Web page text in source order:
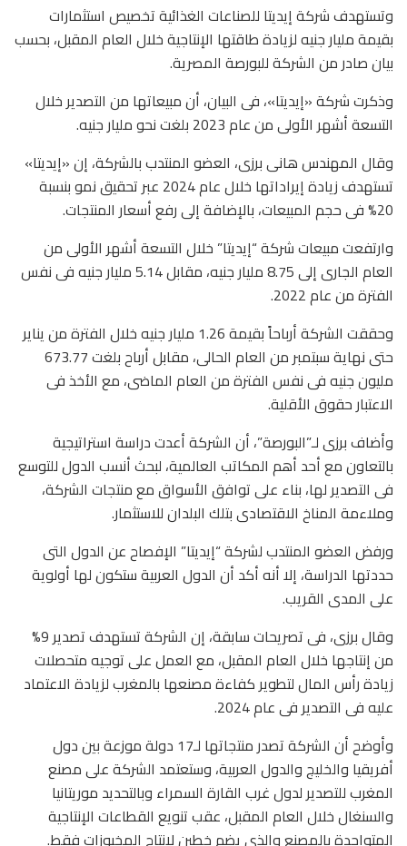
وتستهدف شركة إيديتا للصناعات الغذائية تخصيص استثمارات
بقيمة مليار جنيه لزيادة طاقتها الإنتاجية خلال العام المقبل، بحسب
بيان صادر من الشركة للبورصة المصرية.
وذكرت شركة «إيديتا»، فى البيان، أن مبيعاتها من التصدير خلال
التسعة أشهر الأولى من عام 2023 بلغت نحو مليار جنيه.
وقال المهندس هانى برزى، العضو المنتدب بالشركة، إن «إيديتا»
تستهدف زيادة إيراداتها خلال عام 2024 عبر تحقيق نمو بنسبة
20% فى حجم المبيعات، بالإضافة إلى رفع أسعار المنتجات.
وارتفعت مبيعات شركة “إيديتا” خلال التسعة أشهر الأولى من
العام الجارى إلى 8.75 مليار جنيه، مقابل 5.14 مليار جنيه فى نفس
الفترة من عام 2022.
وحققت الشركة أرباحاً بقيمة 1.26 مليار جنيه خلال الفترة من يناير
حتى نهاية سبتمبر من العام الحالى، مقابل أرباح بلغت 673.77
مليون جنيه فى نفس الفترة من العام الماضى، مع الأخذ فى
الاعتبار حقوق الأقلية.
وأضاف برزى لـ”البورصة”، أن الشركة أعدت دراسة استراتيجية
بالتعاون مع أحد أهم المكاتب العالمية، لبحث أنسب الدول للتوسع
فى التصدير لها، بناء على توافق الأسواق مع منتجات الشركة،
وملاءمة المناخ الاقتصادى بتلك البلدان للاستثمار.
ورفض العضو المنتدب لشركة “إيديتا” الإفصاح عن الدول التى
حددتها الدراسة، إلا أنه أكد أن الدول العربية ستكون لها أولوية
على المدى القريب.
وقال برزى، فى تصريحات سابقة، إن الشركة تستهدف تصدير 9%
من إنتاجها خلال العام المقبل، مع العمل على توجيه متحصلات
زيادة رأس المال لتطوير كفاءة مصنعها بالمغرب لزيادة الاعتماد
عليه فى التصدير فى عام 2024.
وأوضح أن الشركة تصدر منتجاتها لـ17 دولة موزعة بين دول
أفريقيا والخليج والدول العربية، وستعتمد الشركة على مصنع
المغرب للتصدير لدول غرب القارة السمراء وبالتحديد موريتانيا
والسنغال خلال العام المقبل، عقب تنويع القطاعات الإنتاجية
المتواجدة بالمصنع والذى يضم خطين لإنتاج المخبوزات فقط.